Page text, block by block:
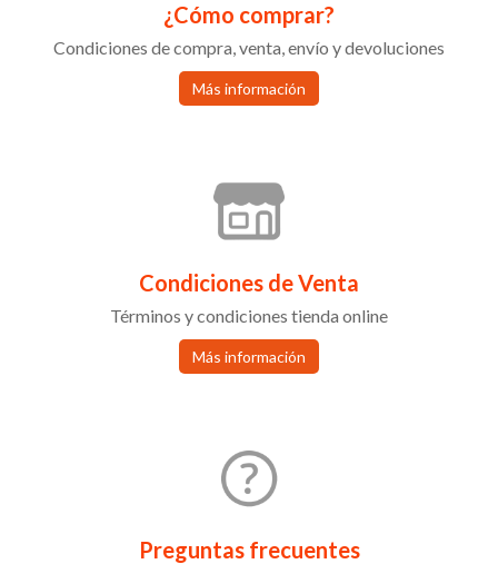
¿Cómo comprar?
Condiciones de compra, venta, envío y devoluciones
Más información
Condiciones de Venta
Términos y condiciones tienda online
Más información
Preguntas frecuentes